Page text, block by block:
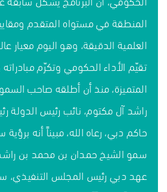
المنطقة في مستواه المتقدم
العلمية الدقيقة، وهو اليوم معيار
تقيّم الأداء الحكومي وتكرّم
المتميزة، منذ أن أطلقه صاحب
راشد آل مكتوم، نائب رئيس الدولة
حاكم دبي، رعاه الله، مبيناً أنه
سمو الشيخ حمدان بن محمد بن
عهد دبي رئيس المجلس التنفيذي،